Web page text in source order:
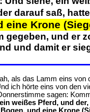
darauf saß, hatte
eine Krone
gegeben, und er
und damit er
als das Lamm eins von
ich hörte eins von den
sagen:
weißes Pferd, und
und eine Krone